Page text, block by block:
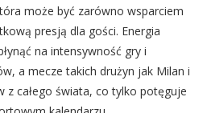
może być zarówno wsparciem
presją dla gości. Energia
na intensywność gry i
a mecze takich drużyn jak Milan i
z całego świata, co tylko potęguje